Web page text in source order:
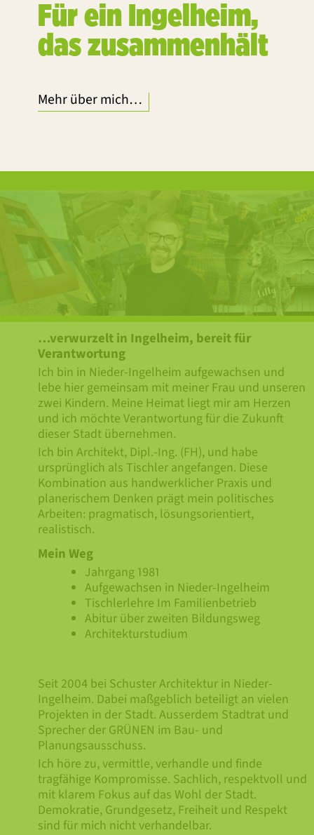
Für ein Ingelheim,
das zusammenhält
Mehr über mich…
…verwurzelt in Ingelheim, bereit für
Verantwortung
Ich bin in Nieder-Ingelheim aufgewachsen und
lebe hier gemeinsam mit meiner Frau und unseren
zwei Kindern. Meine Heimat liegt mir am Herzen
und ich möchte Verantwortung für die Zukunft
dieser Stadt übernehmen.
Ich bin Architekt, Dipl.-Ing. (FH), und habe
ursprünglich als Tischler angefangen. Diese
Kombination aus handwerklicher Praxis und
planerischem Denken prägt mein politisches
Arbeiten: pragmatisch, lösungsorientiert,
realistisch.
Mein Weg
Jahrgang 1981
Aufgewachsen in Nieder-Ingelheim
Tischlerlehre Im Familienbetrieb
Abitur über zweiten Bildungsweg
Architekturstudium
Seit 2004 bei Schuster Architektur in Nieder-
Ingelheim. Dabei maßgeblich beteiligt an vielen
Projekten in der Stadt. Ausserdem Stadtrat und
Sprecher der GRÜNEN im Bau- und
Planungsausschuss.
Ich höre zu, vermittle, verhandle und finde
tragfähige Kompromisse. Sachlich, respektvoll und
mit klarem Fokus auf das Wohl der Stadt.
Demokratie, Grundgesetz, Freiheit und Respekt
sind für mich nicht verhandelbar.